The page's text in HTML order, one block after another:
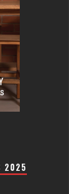
2025